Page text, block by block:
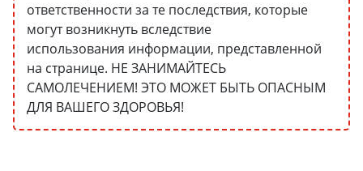
ответственности за те последствия, которые
могут возникнуть вследствие
использования информации, представленной
на странице. НЕ ЗАНИМАЙТЕСЬ
САМОЛЕЧЕНИЕМ! ЭТО МОЖЕТ БЫТЬ ОПАСНЫМ
ДЛЯ ВАШЕГО ЗДОРОВЬЯ!